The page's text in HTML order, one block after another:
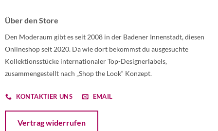
Über den Store
Den Moderaum gibt es seit 2008 in der Badener Innenstadt, diesen
Onlineshop seit 2020. Da wie dort bekommst du ausgesuchte
Kollektionsstücke internationaler Top-Designerlabels,
zusammengestellt nach „Shop the Look“ Konzept.
KONTAKTIER UNS EMAIL
Vertrag widerrufen